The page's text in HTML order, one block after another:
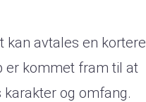
avtales en kortere
er kommet fram til at
og omfang.